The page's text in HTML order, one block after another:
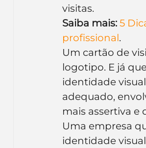
visitas.
Saiba mais: 5
profissional.
Um cartão de
logotipo. E já
identidade
adequado,
mais assertiva e
Uma empresa
identidade